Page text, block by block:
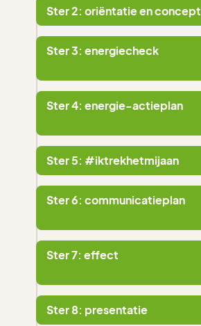
Ster 2: oriëntatie en concept
Ster 3: energiecheck
Ster 4: energie-actieplan
Ster 5: #iktrekhetmijaan
Ster 6: communicatieplan
Ster 7: effect
Ster 8: presentatie